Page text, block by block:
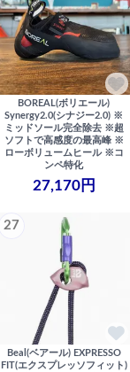
BOREAL(ボリエール)
Synergy2.0(シナジー2.0) ※
ミッドソール完全除去 ※超
ソフトで高感度の最高峰 ※
ローボリュームヒール ※コ
ンペ特化
27,170円
27
Beal(ベアール) EXPRESSO
FIT(エクスプレッソフィット)